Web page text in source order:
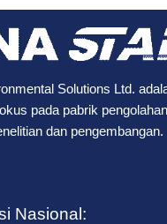
Solutions Ltd.
pada pabrik
dan pengembangan.
Nasional: